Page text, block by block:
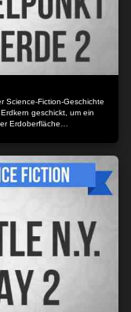
Science-Fiction-Geschichte
geschickt, um ein
Erdoberfläche